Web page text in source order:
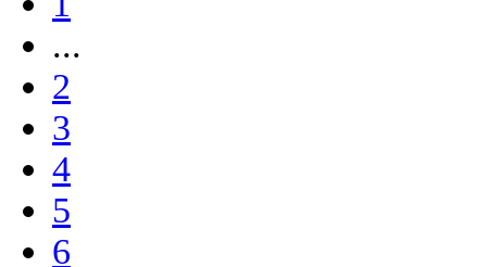
...
2
3
4
5
6